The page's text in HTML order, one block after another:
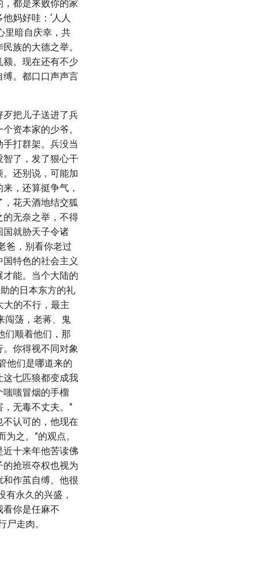
都是来败你的家
妈好哇：‘人人
里暗自庆幸，共
族的大德之举。
额。现在还有不少
缚。都口口声声言
歹把儿子送进了兵
资本家的少爷。
打群架。兵没当
智了，发了狠心干
还别说，可能加
，还算挺争气，
花天酒地结交狐
的无奈之举，不得
国就胁天子令诸
爸，别看你老过
特色的社会主义
能。当个大陆的
的日本东方的礼
大的不行，最主
闯荡，老蒋、鬼
们顺着他们，那
你得视不同对象
他们是哪道来的
这七匹狼都变成我
嗤冒烟的手榴
无毒不丈夫。”
认可的，他现在
之。”的观点。
十来年他苦读佛
抢班夺权也视为
作茧自缚。他很
有永久的兴盛，
你是任麻不
走肉。